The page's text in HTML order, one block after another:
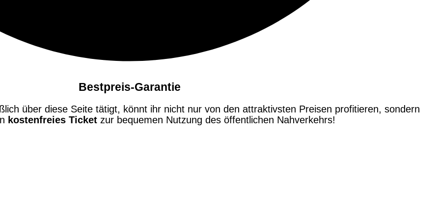
Bestpreis-Garantie
über diese Seite tätigt, könnt ihr nicht nur von den attraktivsten Preisen profitieren, sondern
kostenfreies Ticket zur bequemen Nutzung des öffentlichen Nahverkehrs!